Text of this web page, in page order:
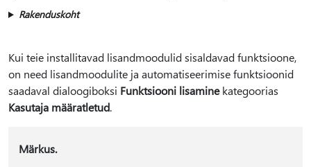
Rakenduskoht
Kui teie installitavad lisandmoodulid sisaldavad funktsioone,
on need lisandmoodulite ja automatiseerimise funktsioonid
saadaval dialoogiboksi Funktsiooni lisaminekategoorias
Kasutaja määratletud.
Märkus.